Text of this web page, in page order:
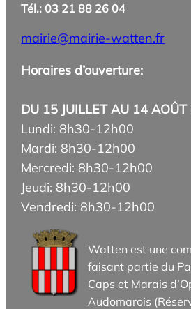
Tél.: 03 21 88 26 04
mairie@mairie-watten.fr
Horaires d’ouverture:
DU 15 JUILLET AU 14
Lundi: 8h30-12h00
Mardi: 8h30-12h00
Mercredi: 8h30-12h00
Jeudi: 8h30-12h00
Vendredi: 8h30-12h00
Watten est une
faisant partie du
Caps et Marais
Audomarois